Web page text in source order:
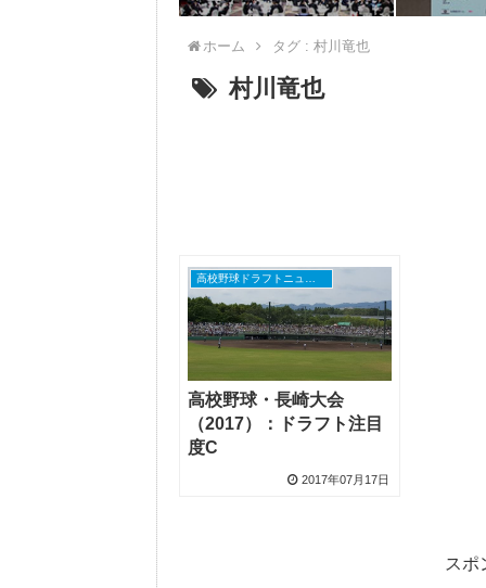
ホーム タグ : 村川竜也
村川竜也
高校野球・長崎大会
（2017）：ドラフト注目
度C
2017年07月17日
スポ